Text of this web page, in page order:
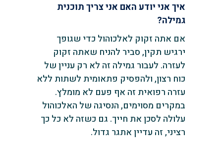
איך אני יודע האם אני צריך תוכנית
גמילה?
אם אתה זקוק לאלכוהול כדי שגופך
ירגיש תקין, סביר להניח שאתה זקוק
לעזרה. לעבור גמילה זה לא רק עניין של
כוח רצון, ולהפסיק פתאומית לשתות ללא
עזרה רפואית זה אף פעם לא מומלץ.
במקרים מסוימים, הנסיגה של האלכוהול
עלולה לסכן את חייך. גם כשזה לא כל כך
רציני, זה עדיין אתגר גדול.